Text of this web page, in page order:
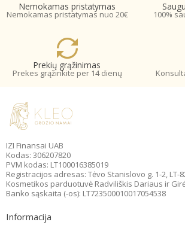
Nemokamas pristatymas
Nemokamas pristatymas nuo 20€ 100%
Prekių grąžinimas
Prekes grąžinkite per 14 dienų
IZI Finansai UAB
Kodas: 306207820
PVM kodas: LT100016385019
Registracijos adresas: Tėvo Stanislovo g. 1-2, LT-
Kosmetikos parduotuvė Radviliškis Dariaus ir
Banko sąskaita (-os): LT723500010017054538
Informacija